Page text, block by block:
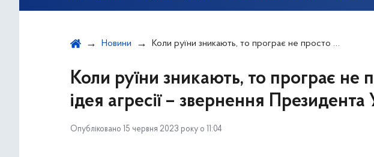
Новини Коли руїни зникають, то програє не просто агресор, а сама ідея агресії – звернення Президента України
Коли руїни зникають, то програє не
ідея агресії – звернення Президента
Опубліковано 15 червня 2023 року о 11:04